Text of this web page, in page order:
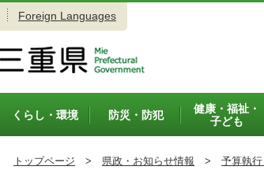
Foreign Languages
くらし・環境 防災・防犯
健康・福祉・
子ども
トップページ > 県政・お知らせ情報 > 予算執